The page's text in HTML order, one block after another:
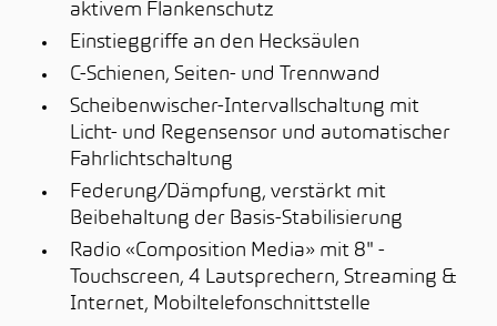
aktivem Flankenschutz
Einstieggriffe an den Hecksäulen
C-Schienen, Seiten- und Trennwand
Scheibenwischer-Intervallschaltung mit
Licht- und Regensensor und automatischer
Fahrlichtschaltung
Federung/Dämpfung, verstärkt mit
Beibehaltung der Basis-Stabilisierung
Radio «Composition Media» mit 8" -
Touchscreen, 4 Lautsprechern, Streaming &
Internet, Mobiltelefonschnittstelle